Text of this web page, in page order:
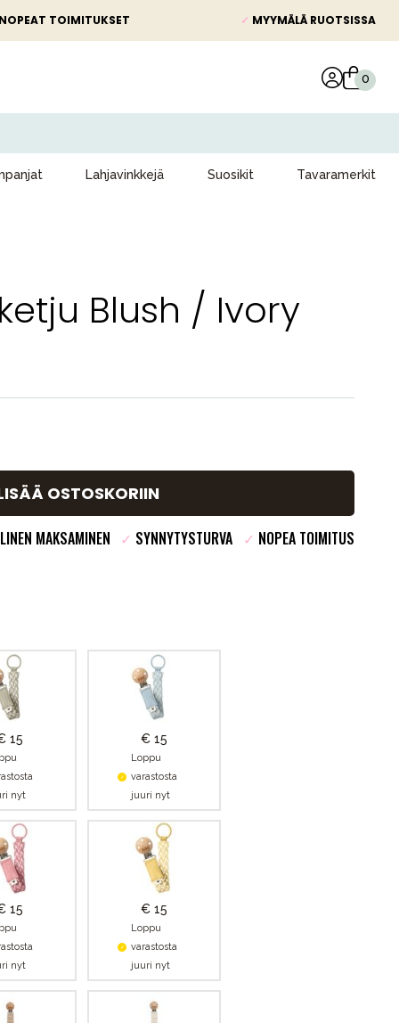
NOPEAT TOIMITUKSET ✓ MYYMÄLÄ RUOTSISSA
Lahjavinkkejä Suosikit Tavaramerkit
Blush / Ivory
OSTOSKORIIN
MAKSAMINEN ✓ SYNNYTYSTURVA ✓ NOPEA TOIMITUS
15
nyt
€ 15
Loppu
varastosta
juuri nyt
15
nyt
€ 15
Loppu
varastosta
juuri nyt